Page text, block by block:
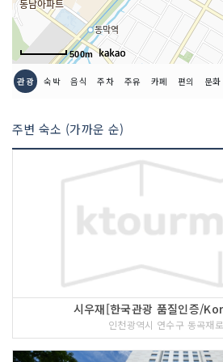
500m
관광 숙박 음식 주차 주유 카페 편의 문화
주변 숙소 (가까운 순)
시우재[한국관광 품질인증/
인천광역시 연수구 동곡재